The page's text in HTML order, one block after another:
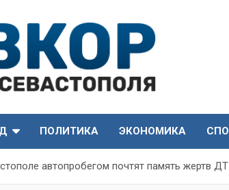
Новости
ПОЛИТИКА ЭКОНОМИКА
автопробегом почтят память жертв